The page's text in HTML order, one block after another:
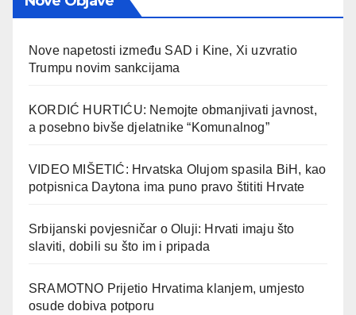
Nove napetosti između SAD i Kine, Xi uzvratio
Trumpu novim sankcijama
KORDIĆ HURTIĆU: Nemojte obmanjivati javnost,
a posebno bivše djelatnike “Komunalnog”
VIDEO MIŠETIĆ: Hrvatska Olujom spasila BiH, kao
potpisnica Daytona ima puno pravo štititi Hrvate
Srbijanski povjesničar o Oluji: Hrvati imaju što
slaviti, dobili su što im i pripada
SRAMOTNO Prijetio Hrvatima klanjem, umjesto
osude dobiva potporu